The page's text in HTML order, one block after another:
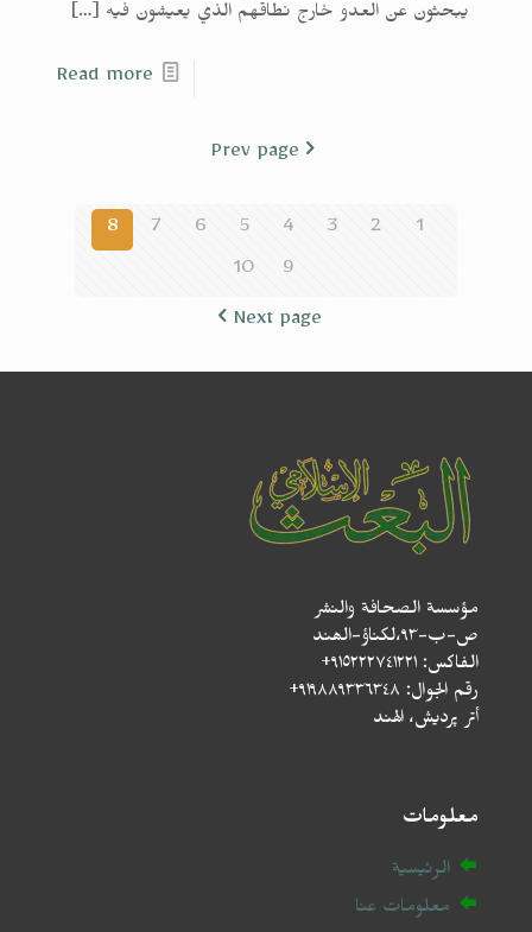
يبحثون عن العدو خارج نطاقهم الذي يعيشون فيه […]
Read more
Prev page
1
2
3
4
5
6
7
8
9
10
Next page
مؤسسة الصحافة والنشر
ص-ب-۹۳،لکناؤ-الھند
الفاكس: ٩١٥٢٢٢٧٤١٢٢١+
رقم الجوال: ٩١٩٨٨٩٣٣٦٣٤٨+
أتر پردیش، الهند
معلومات
الرئيسية
معلومات عنا